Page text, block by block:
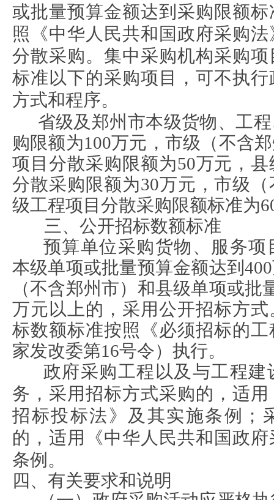
或批量预算金额达到采购限额
照《中华人民共和国政府采购
分散采购。集中采购机构采购
标准以下的采购项目，可不执
方式和程序。
省级及郑州市本级货物、工
购限额为100万元，市级（不含
项目分散采购限额为50万元，
分散采购限额为30万元，市级
级工程项目分散采购限额标准为
三、公开招标数额标准
预算单位采购货物、服务项
本级单项或批量预算金额达到
（不含郑州市）和县级单项或批
万元以上的，采用公开招标方
标数额标准按照《必须招标的
家发改委第16号令）执行。
政府采购工程以及与工程建
务，采用招标方式采购的，适
招标投标法》及其实施条例；
的，适用《中华人民共和国政
条例。
四、有关要求和说明